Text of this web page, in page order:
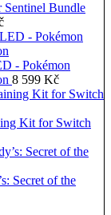
Sentinel Bundle
- Pokémon
8 599 Kč
Kit for Switch
Secret of the